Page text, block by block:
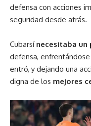
defensa con acciones
seguridad desde atrás.
Cubarsí necesitaba
defensa,
entró, y dejando una
digna de los mejores